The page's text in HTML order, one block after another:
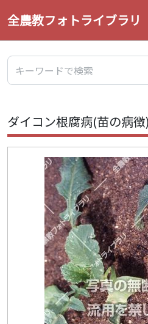
全農教フォトライブラリ
ダイコン根腐病(苗の病徴)